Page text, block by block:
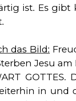
ist. Es
das Bild:
Jesu
in und